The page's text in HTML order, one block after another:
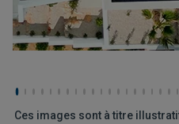
Ces images sont à titre